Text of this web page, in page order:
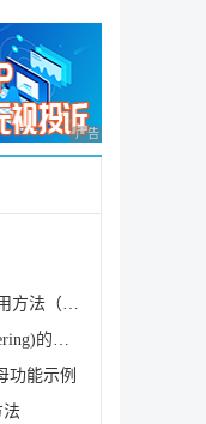
广告 商业广告，理性
php park、unpark、ord 函数使用方法（二进制流接口应用实例）
基于PHP输出缓存(output_buffering)的深入理解
功能示例
法